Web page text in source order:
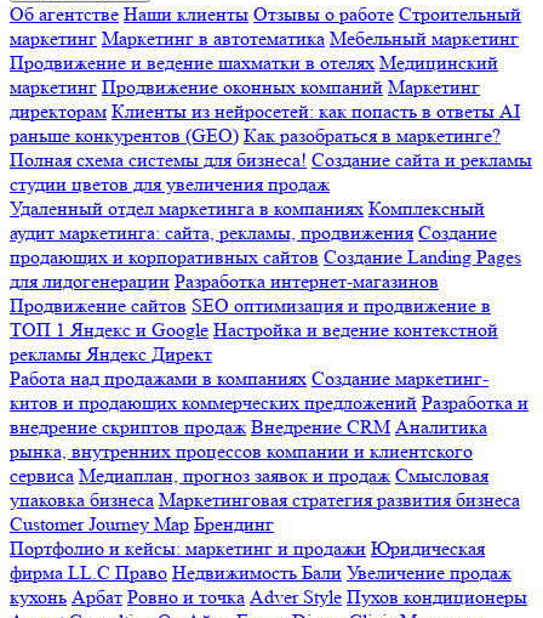
Об агентстве Наши клиенты Отзывы о работе Строительный
маркетинг Маркетинг в автотематика Мебельный маркетинг
Продвижение и ведение шахматки в отелях Медицинский
маркетинг Продвижение оконных компаний Маркетинг
директорам Клиенты из нейросетей: как попасть в ответы AI
раньше конкурентов (GEO) Как разобраться в маркетинге?
Полная схема системы для бизнеса! Создание сайта и рекламы
студии цветов для увеличения продаж
Удаленный отдел маркетинга в компаниях Комплексный
аудит маркетинга: сайта, рекламы, продвижения Создание
продающих и корпоративных сайтов Создание Landing Pages
для лидогенерации Разработка интернет-магазинов
Продвижение сайтов SEO оптимизация и продвижение в
ТОП 1 Яндекс и Google Настройка и ведение контекстной
рекламы Яндекс Директ
Работа над продажами в компаниях Создание маркетинг-
китов и продающих коммерческих предложений Разработка и
внедрение скриптов продаж Внедрение CRM Аналитика
рынка, внутренних процессов компании и клиентского
сервиса Медиаплан, прогноз заявок и продаж Смысловая
упаковка бизнеса Маркетинговая стратегия развития бизнеса
Customer Journey Map Брендинг
Портфолио и кейсы: маркетинг и продажи Юридическая
фирма LL.C Право Недвижимость Бали Увеличение продаж
кухонь Арбат Ровно и точка Adver Style Пухов кондиционеры